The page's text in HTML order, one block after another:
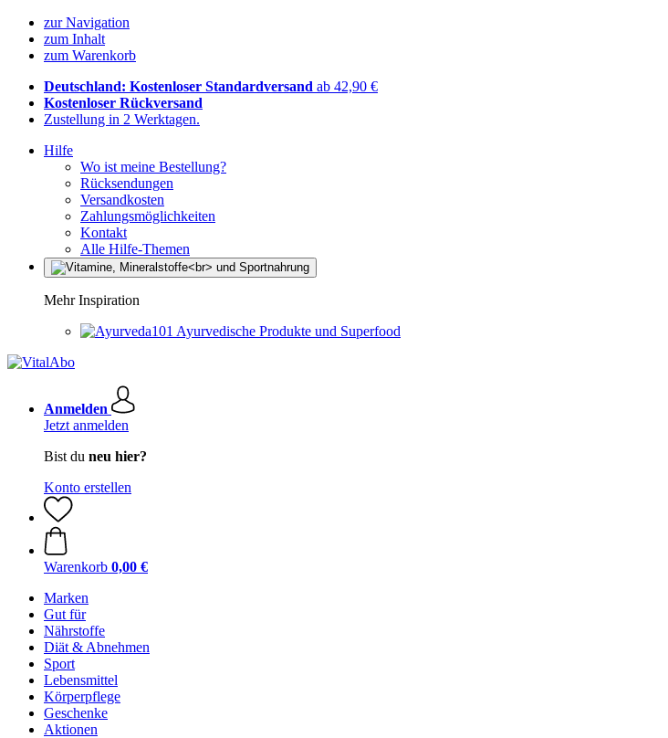
zur Navigation
zum Inhalt
zum Warenkorb
Deutschland: Kostenloser Standardversand ab 42,90 €
Kostenloser Rückversand
Zustellung in 2 Werktagen.
Hilfe
Wo ist meine Bestellung?
Rücksendungen
Versandkosten
Zahlungsmöglichkeiten
Kontakt
Alle Hilfe-Themen
Mehr Inspiration
Ayurvedische Produkte und Superfood
Anmelden
Jetzt anmelden
Bist du neu hier?
Konto erstellen
Warenkorb 0,00 €
Marken
Gut für
Nährstoffe
Diät & Abnehmen
Sport
Lebensmittel
Körperpflege
Geschenke
Aktionen